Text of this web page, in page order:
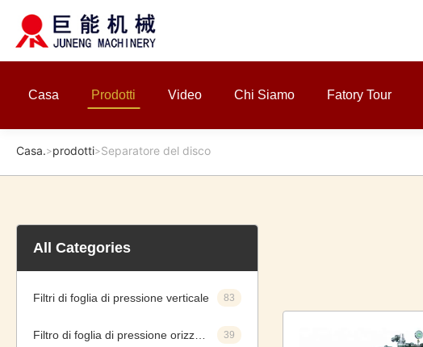
Casa Prodotti Video Chi Siamo Fatory Tour
Casa.>prodotti>Separatore del disco
All Categories
Filtri di foglia di pressione verticale 83
39